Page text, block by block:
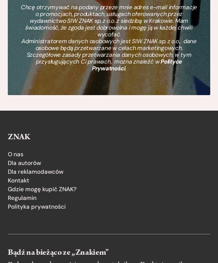
Chcę otrzymywać na podany przeze mnie adres e-mail informacje
o promocjach, produktach, usługach oferowanych przez
wydawnictwo SIW ZNAK sp. z o.o. z siedzibą w Krakowie. Mam
świadomość, że zgoda jest dobrowolna i mogę ją w każdej chwili
wycofać.
Administratorem danych osobowych jest SIW ZNAK sp. z o.o., dane
osobowe będą przetwarzane w celach marketingowych.
Szczegółowe zasady przetwarzania danych osobowych, w tym
przysługujących Ci prawach, można znaleźć wPolityce
Prywatności.
ZNAK
O nas
Dla autorów
Dla reklamodawców
Kontakt
Gdzie mogę kupić ZNAK?
Regulamin
Polityka prywatności
Bądź na bieżąco ze „Znakiem”